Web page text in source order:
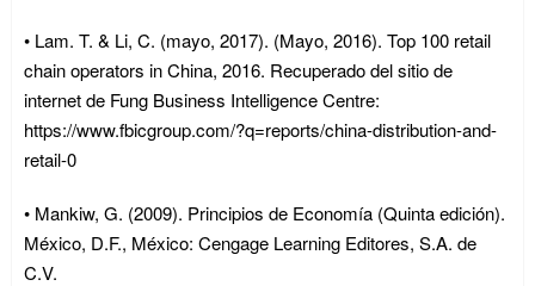
• Lam. T. & Li, C. (mayo, 2017). (Mayo, 2016). Top 100 retail
chain operators in China, 2016. Recuperado del sitio de
internet de Fung Business Intelligence Centre:
https://www.fbicgroup.com/?q=reports/china-distribution-and-
retail-0
• Mankiw, G. (2009). Principios de Economía (Quinta edición).
México, D.F., México: Cengage Learning Editores, S.A. de
C.V.